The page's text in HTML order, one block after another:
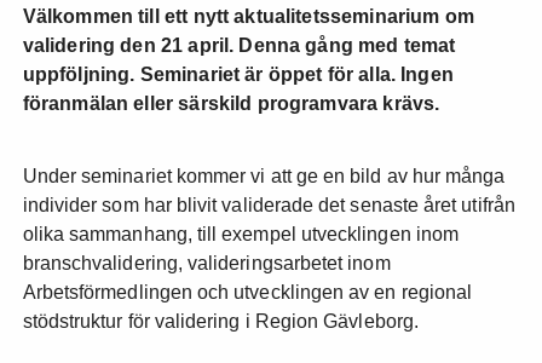
Välkommen till ett nytt aktualitetsseminarium om
validering den 21 april. Denna gång med temat
uppföljning. Seminariet är öppet för alla. Ingen
föranmälan eller särskild programvara krävs.
Under seminariet kommer vi att ge en bild av hur många
individer som har blivit validerade det senaste året utifrån
olika sammanhang, till exempel utvecklingen inom
branschvalidering, valideringsarbetet inom
Arbetsförmedlingen och utvecklingen av en regional
stödstruktur för validering i Region Gävleborg.